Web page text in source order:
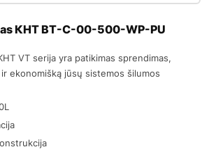
КНТ ВТ-C-00-500-WP-PU
VT serija yra patikimas sprendimas,
ekonomišką jūsų sistemos šilumos